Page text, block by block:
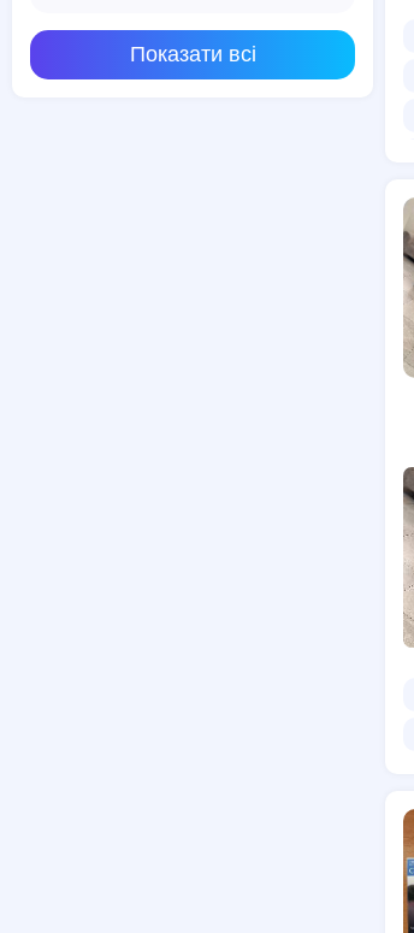
Показати всі